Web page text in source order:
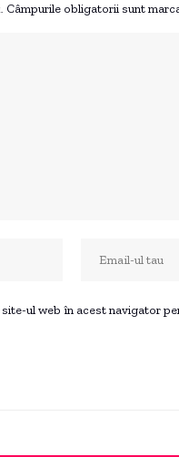
Câmpurile obligatorii sunt
site-ul web în acest navigator